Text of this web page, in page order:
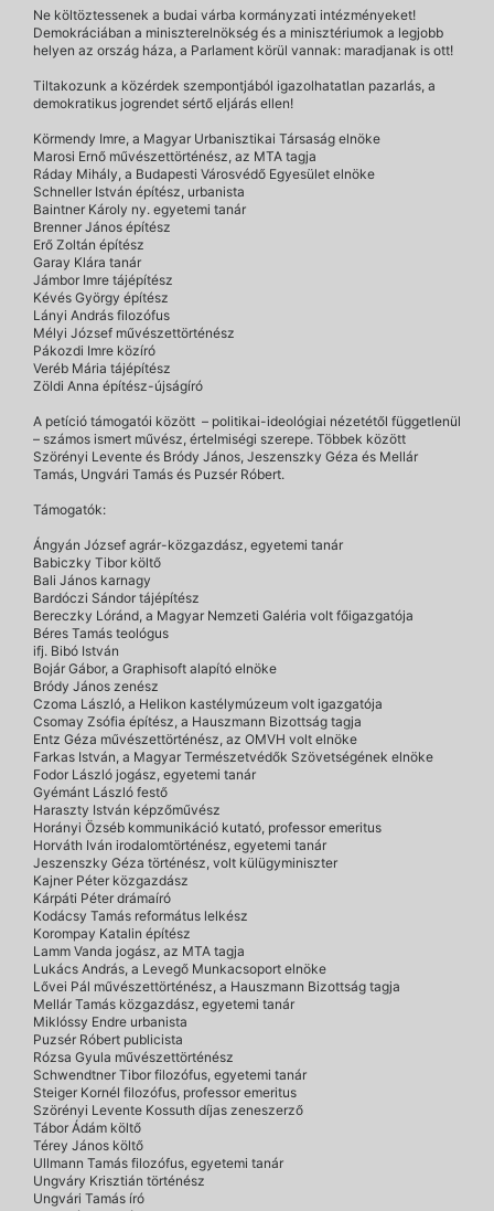
Ne költöztessenek a budai várba kormányzati intézményeket!
Demokráciában a miniszterelnökség és a minisztériumok a legjobb
helyen az ország háza, a Parlament körül vannak: maradjanak is ott!
Tiltakozunk a közérdek szempontjából igazolhatatlan pazarlás, a
demokratikus jogrendet sértő eljárás ellen!
Körmendy Imre, a Magyar Urbanisztikai Társaság elnöke
Marosi Ernő művészettörténész, az MTA tagja
Ráday Mihály, a Budapesti Városvédő Egyesület elnöke
Schneller István építész, urbanista
Baintner Károly ny. egyetemi tanár
Brenner János építész
Erő Zoltán építész
Garay Klára tanár
Jámbor Imre tájépítész
Kévés György építész
Lányi András filozófus
Mélyi József művészettörténész
Pákozdi Imre közíró
Veréb Mária tájépítész
Zöldi Anna építész-újságíró
A petíció támogatói között – politikai-ideológiai nézetétől függetlenül
– számos ismert művész, értelmiségi szerepe. Többek között
Szörényi Levente és Bródy János, Jeszenszky Géza és Mellár
Tamás, Ungvári Tamás és Puzsér Róbert.
Támogatók:
Ángyán József agrár-közgazdász, egyetemi tanár
Babiczky Tibor költő
Bali János karnagy
Bardóczi Sándor tájépítész
Bereczky Lóránd, a Magyar Nemzeti Galéria volt főigazgatója
Béres Tamás teológus
ifj. Bibó István
Bojár Gábor, a Graphisoft alapító elnöke
Bródy János zenész
Czoma László, a Helikon kastélymúzeum volt igazgatója
Csomay Zsófia építész, a Hauszmann Bizottság tagja
Entz Géza művészettörténész, az OMVH volt elnöke
Farkas István, a Magyar Természetvédők Szövetségének elnöke
Fodor László jogász, egyetemi tanár
Gyémánt László festő
Haraszty István képzőművész
Horányi Özséb kommunikáció kutató, professor emeritus
Horváth Iván irodalomtörténész, egyetemi tanár
Jeszenszky Géza történész, volt külügyminiszter
Kajner Péter közgazdász
Kárpáti Péter drámaíró
Kodácsy Tamás református lelkész
Korompay Katalin építész
Lamm Vanda jogász, az MTA tagja
Lukács András, a Levegő Munkacsoport elnöke
Lővei Pál művészettörténész, a Hauszmann Bizottság tagja
Mellár Tamás közgazdász, egyetemi tanár
Miklóssy Endre urbanista
Puzsér Róbert publicista
Rózsa Gyula művészettörténész
Schwendtner Tibor filozófus, egyetemi tanár
Steiger Kornél filozófus, professor emeritus
Szörényi Levente Kossuth díjas zeneszerző
Tábor Ádám költő
Térey János költő
Ullmann Tamás filozófus, egyetemi tanár
Ungváry Krisztián történész
Ungvári Tamás író